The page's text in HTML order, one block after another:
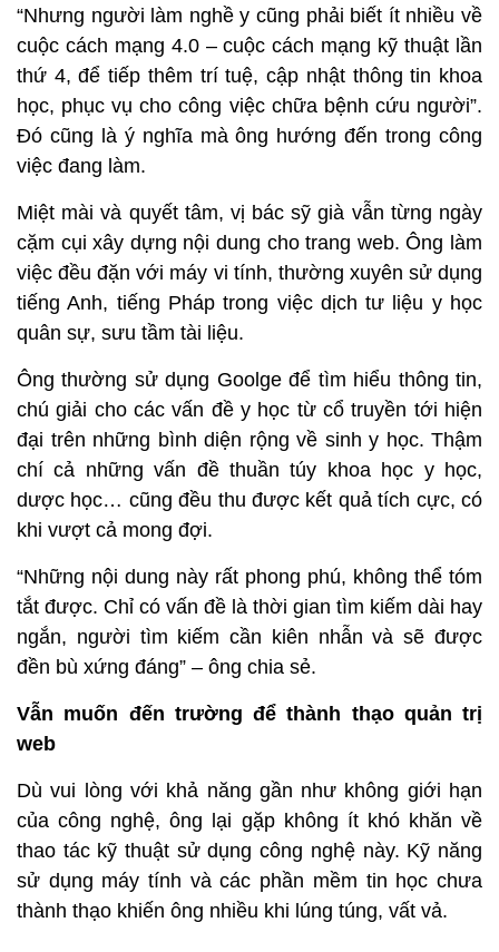
“Nhưng người làm nghề y cũng phải biết ít nhiều về
cuộc cách mạng 4.0 – cuộc cách mạng kỹ thuật lần
thứ 4, để tiếp thêm trí tuệ, cập nhật thông tin khoa
học, phục vụ cho công việc chữa bệnh cứu người”.
Đó cũng là ý nghĩa mà ông hướng đến trong công
việc đang làm.
Miệt mài và quyết tâm, vị bác sỹ già vẫn từng ngày
cặm cụi xây dựng nội dung cho trang web. Ông làm
việc đều đặn với máy vi tính, thường xuyên sử dụng
tiếng Anh, tiếng Pháp trong việc dịch tư liệu y học
quân sự, sưu tầm tài liệu.
Ông thường sử dụng Goolge để tìm hiểu thông tin,
chú giải cho các vấn đề y học từ cổ truyền tới hiện
đại trên những bình diện rộng về sinh y học. Thậm
chí cả những vấn đề thuần túy khoa học y học,
dược học… cũng đều thu được kết quả tích cực, có
khi vượt cả mong đợi.
“Những nội dung này rất phong phú, không thể tóm
tắt được. Chỉ có vấn đề là thời gian tìm kiếm dài hay
ngắn, người tìm kiếm cần kiên nhẫn và sẽ được
đền bù xứng đáng” – ông chia sẻ.
Vẫn muốn đến trường để thành thạo quản trị
web
Dù vui lòng với khả năng gần như không giới hạn
của công nghệ, ông lại gặp không ít khó khăn về
thao tác kỹ thuật sử dụng công nghệ này. Kỹ năng
sử dụng máy tính và các phần mềm tin học chưa
thành thạo khiến ông nhiều khi lúng túng, vất vả.